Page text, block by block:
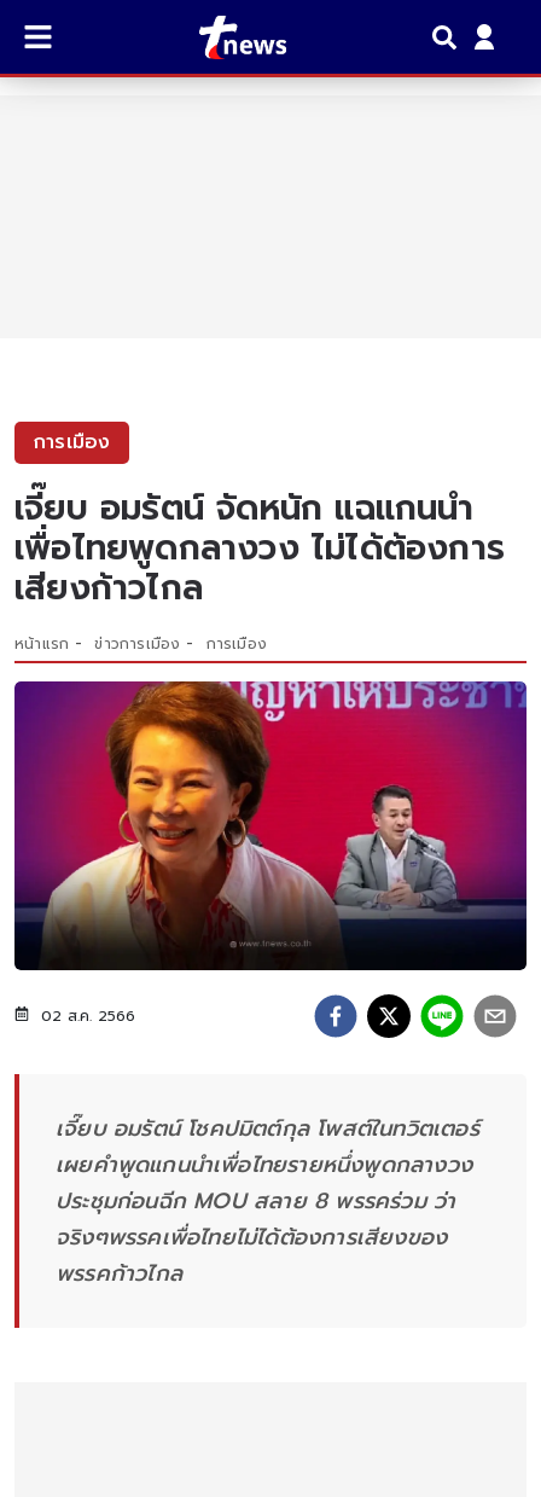
การเมือง
เจี๊ยบ อมรัตน์ จัดหนัก แฉแกนนำ
เพื่อไทยพูดกลางวง ไม่ได้ต้องการ
เสียงก้าวไกล
หน้าแรก ข่าวการเมือง การเมือง
02 ส.ค. 2566
เจี๊ยบ อมรัตน์ โชคปมิตต์กุล โพสต์ในทวิตเตอร์
เผยคำพูดแกนนำเพื่อไทยรายหนึ่งพูดกลางวง
ประชุมก่อนฉีก MOU สลาย 8 พรรคร่วม ว่า
จริงๆพรรคเพื่อไทยไม่ได้ต้องการเสียงของ
พรรคก้าวไกล